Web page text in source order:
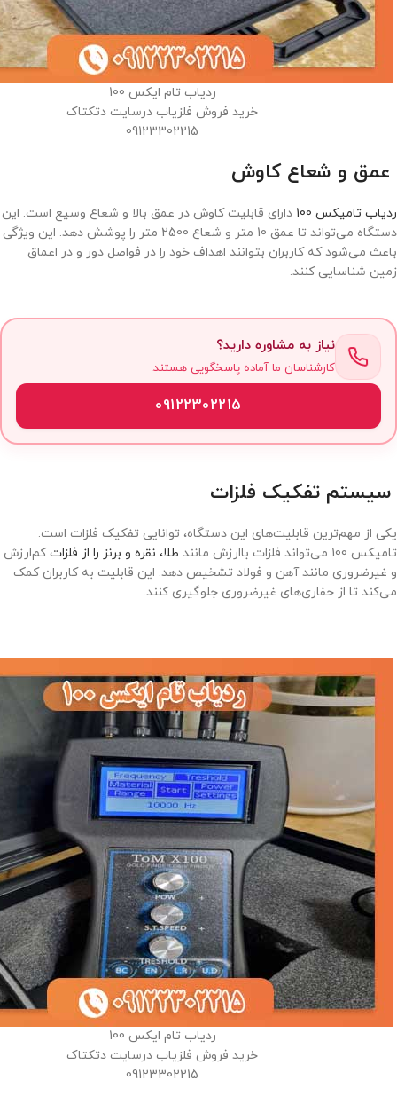
ردیاب تام ایکس 100
خرید فروش فلزیاب درسایت دتکتاک
09123302215
عمق و شعاع کاوش
ردیاب تامیکس 100
دارای قابلیت کاوش در عمق بالا و شعاع وسیع است. این
دستگاه می‌تواند تا عمق 10 متر و شعاع 2500 متر را پوشش دهد. این ویژگی
باعث می‌شود که کاربران بتوانند اهداف خود را در فواصل دور و در اعماق
زمین شناسایی کنند.
نیاز به مشاوره دارید؟
کارشناسان ما آماده پاسخگویی هستند.
09122302215
سیستم تفکیک فلزات
یکی از مهم‌ترین قابلیت‌های این دستگاه، توانایی تفکیک فلزات است.
تامیکس 100 می‌تواند فلزات باارزش مانند
طلا، نقره و برنز را از فلزاتکم‌ارزش
و غیرضروری مانند آهن و فولاد تشخیص دهد. این قابلیت به کاربران کمک
می‌کند تا از حفاری‌های غیرضروری جلوگیری کنند.
ردیاب تام ایکس 100
خرید فروش فلزیاب درسایت دتکتاک
09123302215